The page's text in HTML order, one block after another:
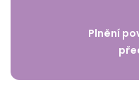
Plnění